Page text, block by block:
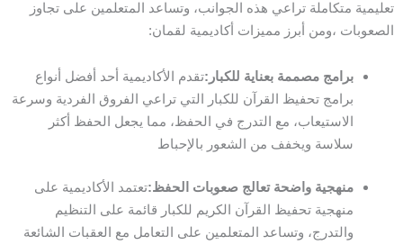
تعليمية متكاملة تراعي هذه الجوانب، وتساعد المتعلمين على تجاوز
الصعوبات ،ومن أبرز مميزات أكاديمية لقمان:
برامج مصممة بعناية للكبار:تقدم الأكاديمية أحد أفضل أنواع
برامج تحفيظ القرآن للكبار التي تراعي الفروق الفردية وسرعة
الاستيعاب، مع التدرج في الحفظ، مما يجعل الحفظ أكثر
سلاسة ويخفف من الشعور بالإحباط
منهجية واضحة تعالج صعوبات الحفظ:تعتمد الأكاديمية على
منهجية تحفيظ القرآن الكريم للكبار قائمة على التنظيم
والتدرج، وتساعد المتعلمين على التعامل مع العقبات الشائعة